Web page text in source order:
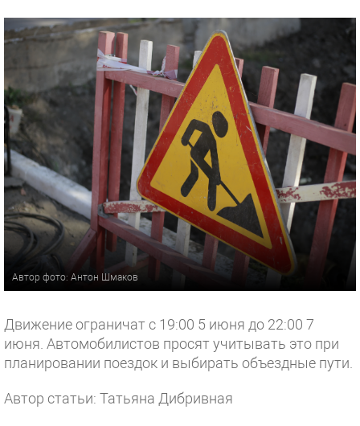
Автор фото: Антон Шмаков
Движение ограничат с 19:00 5 июня до 22:00 7
июня. Автомобилистов просят учитывать это при
планировании поездок и выбирать объездные пути.
Автор статьи: Татьяна Дибривная